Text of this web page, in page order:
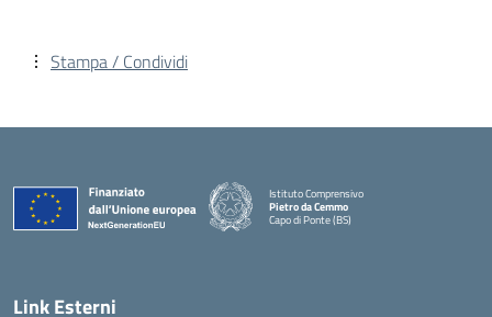
Stampa / Condividi
Istituto Comprensivo
Pietro da Cemmo
Capo di Ponte (BS)
— Visita la pagina iniziale della scuola
Link Esterni